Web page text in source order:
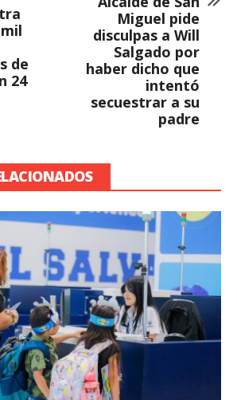
de
24
Miguel pide
disculpas a Will
Salgado por
haber dicho que
intentó
secuestrar a su
padre